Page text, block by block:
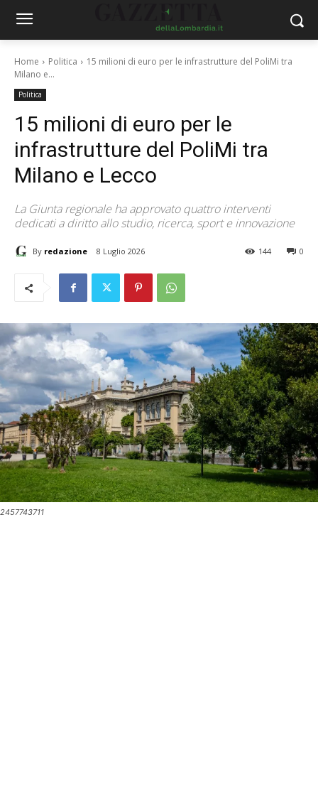
Home Politica
15 milioni di euro per le infrastrutture del PoliMi tra
Milano e...
Politica
15 milioni di euro per le
infrastrutture del PoliMi tra
Milano e Lecco
La Giunta regionale ha approvato quattro interventi
dedicati a diritto allo studio, ricerca, sport e innovazione
By redazione 8 Luglio 2026 0
144
2457743711